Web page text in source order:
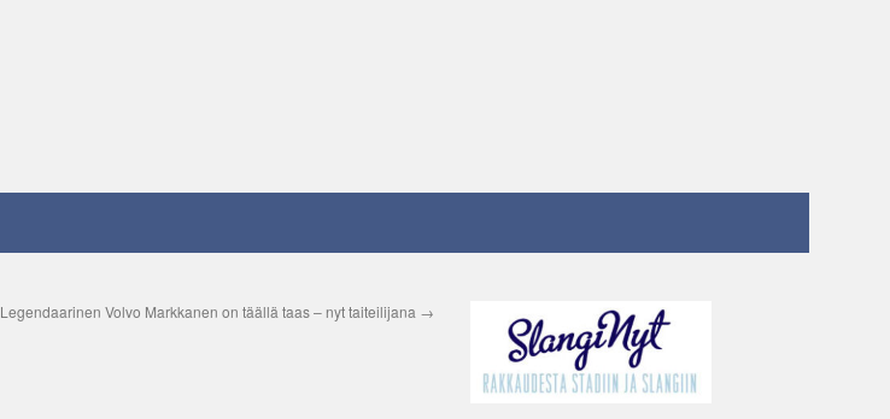
Legendaarinen Volvo Markkanen on täällä taas – nyt taiteilijana →